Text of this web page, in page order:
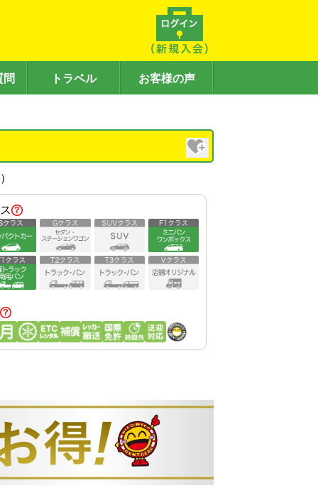
問 トラベル お客様の声